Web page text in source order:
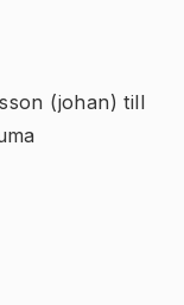
(johan) till